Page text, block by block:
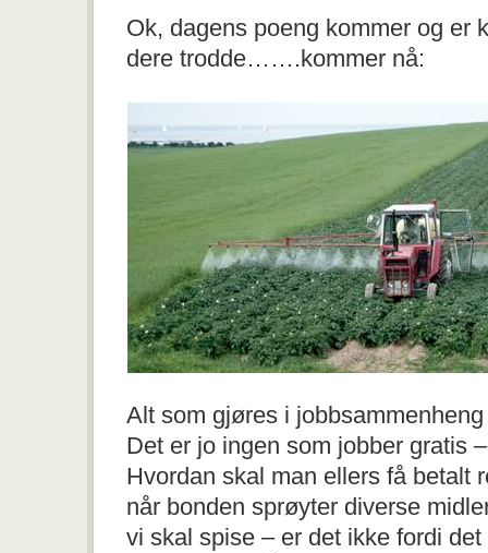
Ok, dagens poeng kommer og er
dere trodde…….kommer nå:
Alt som gjøres i
Det er jo ingen som jobber gratis
Hvordan skal man ellers få betalt
når bonden sprøyter diverse
vi skal spise – er det ikke fordi